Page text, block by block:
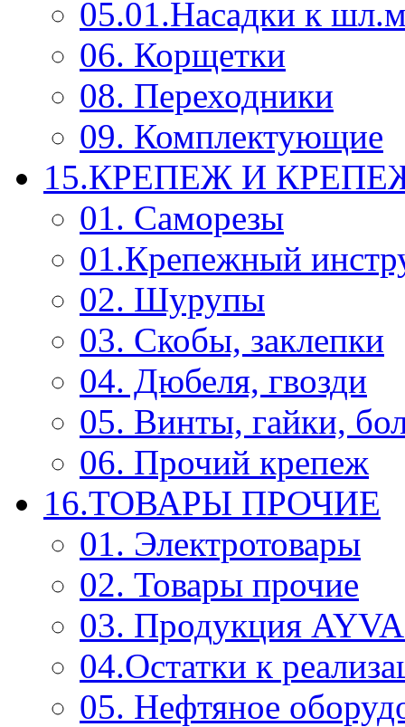
05.01.Насадки к
06. Корщетки
08. Переходники
09. Комплектующие
15.КРЕПЕЖ И
01. Саморезы
01.Крепежный
02. Шурупы
03. Скобы, заклепки
04. Дюбеля, гвозди
05. Винты, гайки,
06. Прочий крепеж
16.ТОВАРЫ ПРОЧИЕ
01. Электротовары
02. Товары прочие
03. Продукция
04.Остатки к
05. Нефтяное